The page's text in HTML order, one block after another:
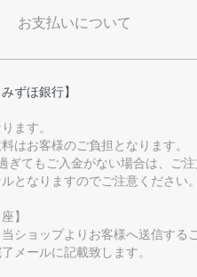
お支払いについて
ずほ銀行】
ます。
はお客様のご負担となります。
ぎてもご入金がない場合は、ご
となりますのでご注意ください。
】
ショップよりお客様へ送信する
メールに記載致します。